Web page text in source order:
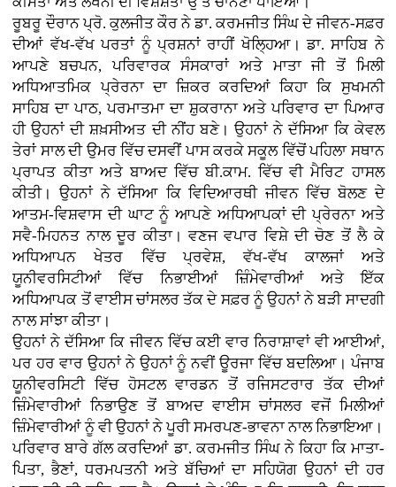
ਰੂਬਰੂ ਦੌਰਾਨ ਪ੍ਰੋ. ਕੁਲਜੀਤ ਕੌਰ ਨੇ ਡਾ. ਕਰਮਜੀਤ ਸਿੰਘ ਦੇ ਜੀਵਨ-ਸਫ਼ਰ
ਦੀਆਂ ਵੱਖ-ਵੱਖ ਪਰਤਾਂ ਨੂੰ ਪ੍ਰਸ਼ਨਾਂ ਰਾਹੀਂ ਖੋਲ੍ਹਿਆ। ਡਾ. ਸਾਹਿਬ ਨੇ
ਆਪਣੇ ਬਚਪਨ, ਪਰਿਵਾਰਕ ਸੰਸਕਾਰਾਂ ਅਤੇ ਮਾਤਾ ਜੀ ਤੋਂ ਮਿਲੀ
ਅਧਿਆਤਮਿਕ ਪ੍ਰੇਰਨਾ ਦਾ ਜ਼ਿਕਰ ਕਰਦਿਆਂ ਕਿਹਾ ਕਿ ਸੁਖਮਨੀ
ਸਾਹਿਬ ਦਾ ਪਾਠ, ਪਰਮਾਤਮਾ ਦਾ ਸ਼ੁਕਰਾਨਾ ਅਤੇ ਪਰਿਵਾਰ ਦਾ ਪਿਆਰ
ਹੀ ਉਹਨਾਂ ਦੀ ਸ਼ਖ਼ਸੀਅਤ ਦੀ ਨੀਂਹ ਬਣੇ। ਉਹਨਾਂ ਨੇ ਦੱਸਿਆ ਕਿ ਕੇਵਲ
ਤੇਰਾਂ ਸਾਲ ਦੀ ਉਮਰ ਵਿੱਚ ਦਸਵੀਂ ਪਾਸ ਕਰਕੇ ਸਕੂਲ ਵਿੱਚੋਂ ਪਹਿਲਾ ਸਥਾਨ
ਪ੍ਰਾਪਤ ਕੀਤਾ ਅਤੇ ਬਾਅਦ ਵਿੱਚ ਬੀ.ਕਾਮ. ਵਿੱਚ ਵੀ ਮੈਰਿਟ ਹਾਸਲ
ਕੀਤੀ। ਉਹਨਾਂ ਨੇ ਦੱਸਿਆ ਕਿ ਵਿਦਿਆਰਥੀ ਜੀਵਨ ਵਿੱਚ ਬੋਲਣ ਦੇ
ਆਤਮ-ਵਿਸ਼ਵਾਸ ਦੀ ਘਾਟ ਨੂੰ ਆਪਣੇ ਅਧਿਆਪਕਾਂ ਦੀ ਪ੍ਰੇਰਨਾ ਅਤੇ
ਸਵੈ-ਮਿਹਨਤ ਨਾਲ ਦੂਰ ਕੀਤਾ। ਵਣਜ ਵਪਾਰ ਵਿਸ਼ੇ ਦੀ ਚੋਣ ਤੋਂ ਲੈ ਕੇ
ਅਧਿਆਪਨ ਖੇਤਰ ਵਿੱਚ ਪ੍ਰਵੇਸ਼, ਵੱਖ-ਵੱਖ ਕਾਲਜਾਂ ਅਤੇ
ਯੂਨੀਵਰਸਿਟੀਆਂ ਵਿੱਚ ਨਿਭਾਈਆਂ ਜ਼ਿੰਮੇਵਾਰੀਆਂ ਅਤੇ ਇੱਕ
ਅਧਿਆਪਕ ਤੋਂ ਵਾਈਸ ਚਾਂਸਲਰ ਤੱਕ ਦੇ ਸਫ਼ਰ ਨੂੰ ਉਹਨਾਂ ਨੇ ਬੜੀ ਸਾਦਗੀ
ਨਾਲ ਸਾਂਝਾ ਕੀਤਾ।
ਉਹਨਾਂ ਨੇ ਦੱਸਿਆ ਕਿ ਜੀਵਨ ਵਿੱਚ ਕਈ ਵਾਰ ਨਿਰਾਸ਼ਾਵਾਂ ਵੀ ਆਈਆਂ,
ਪਰ ਹਰ ਵਾਰ ਉਹਨਾਂ ਨੇ ਉਹਨਾਂ ਨੂੰ ਨਵੀਂ ਊਰਜਾ ਵਿੱਚ ਬਦਲਿਆ। ਪੰਜਾਬ
ਯੂਨੀਵਰਸਿਟੀ ਵਿੱਚ ਹੋਸਟਲ ਵਾਰਡਨ ਤੋਂ ਰਜਿਸਟਰਾਰ ਤੱਕ ਦੀਆਂ
ਜ਼ਿੰਮੇਵਾਰੀਆਂ ਨਿਭਾਉਣ ਤੋਂ ਬਾਅਦ ਵਾਈਸ ਚਾਂਸਲਰ ਵਜੋਂ ਮਿਲੀਆਂ
ਜ਼ਿੰਮੇਵਾਰੀਆਂ ਨੂੰ ਵੀ ਉਹਨਾਂ ਨੇ ਪੂਰੀ ਸਮਰਪਣ-ਭਾਵਨਾ ਨਾਲ ਨਿਭਾਇਆ।
ਪਰਿਵਾਰ ਬਾਰੇ ਗੱਲ ਕਰਦਿਆਂ ਡਾ. ਕਰਮਜੀਤ ਸਿੰਘ ਨੇ ਕਿਹਾ ਕਿ ਮਾਤਾ-
ਪਿਤਾ, ਭੈਣਾਂ, ਧਰਮਪਤਨੀ ਅਤੇ ਬੱਚਿਆਂ ਦਾ ਸਹਿਯੋਗ ਉਹਨਾਂ ਦੀ ਹਰ